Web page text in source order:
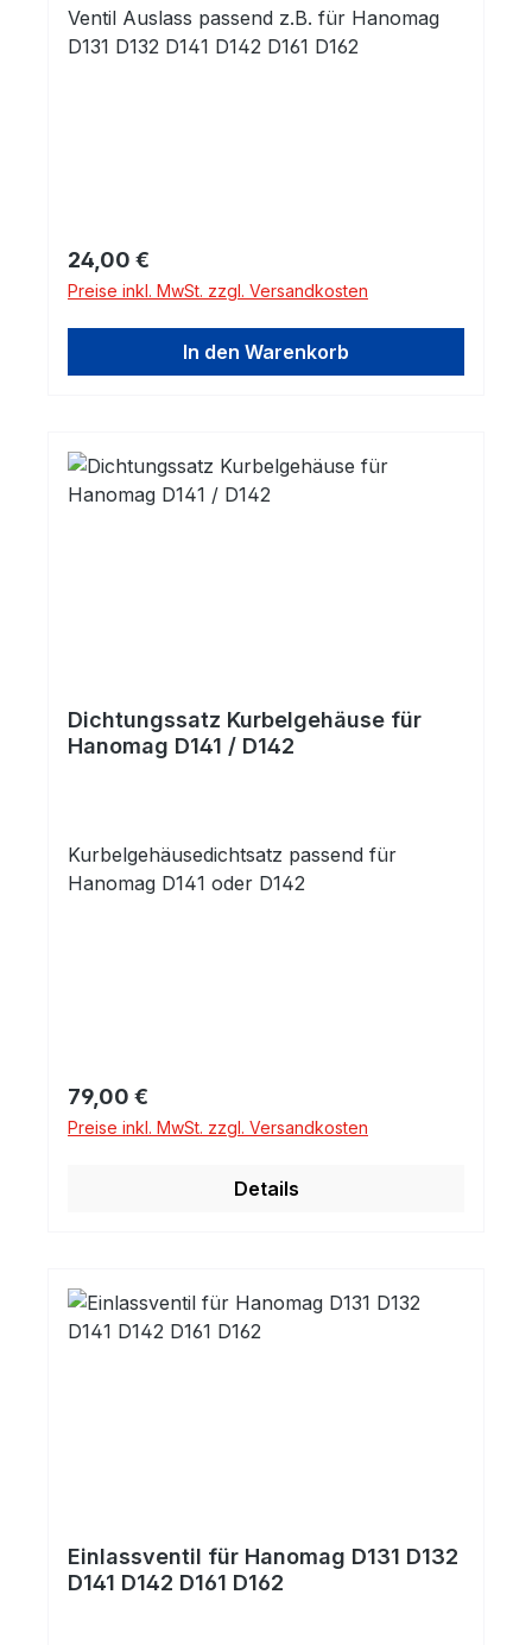
Ventil Auslass passend z.B. für Hanomag
D131 D132 D141 D142 D161 D162
Regulärer Preis:
24,00 €
Preise inkl. MwSt. zzgl. Versandkosten
In den Warenkorb
Dichtungssatz Kurbelgehäuse für
Hanomag D141 / D142
Kurbelgehäusedichtsatz passend für
Hanomag D141 oder D142
Regulärer Preis:
79,00 €
Preise inkl. MwSt. zzgl. Versandkosten
Details
Einlassventil für Hanomag D131 D132
D141 D142 D161 D162